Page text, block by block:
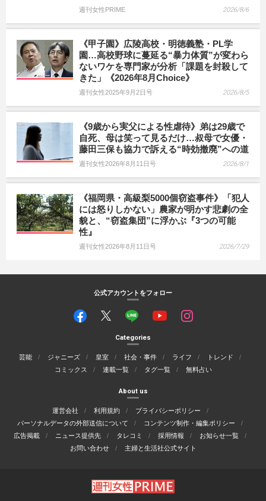
週刊女性PRIME 2026/8/6
《甲子園》広陵高校・明徳義塾・PL学
園…高校野球に蔓延る“暴力体質”が変わら
ないワケを専門家が分析「課題を封殺して
きた」《2026年8月Choice》
週刊女性2025年9月2日号 2026/8/5
《9歳から実父による性虐待》弟は29歳で
自死、母は笑って見るだけ…叔母で女優・
藤田三保も協力で訴える“時効撤廃”への道
週刊女性2026年8月11日号 2026/8/1
《福岡県・高級梨5000個窃盗事件》「犯人
には怒りしかない」農家が明かす悲劇の全
貌と、“窃盗集団”に浮かぶ『3つの可能
性』
週刊女性2026年8月11日号 2026/7/29
公式アカウントをフォロー
Categories
芸能 ジャニーズ 皇室 社会・事件 ライフ
トレンド
コミックス
連載一覧 タグ一覧 無料占い
About us
運営会社 利用規約
プライバシーポリシー
パーソナルデータの外部送信について
コンテンツ制作・編集ポリシー
広告掲載
ニュース提供先 タレコミ 採用情報
お知らせ一覧
お問い合わせ
主婦と生活社公式サイト